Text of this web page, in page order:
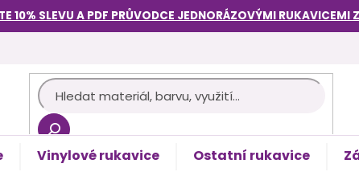
10% SLEVU A PDF PRŮVODCE JEDNORÁZOVÝMI RUKAVICEMI
Vinylové rukavice Ostatní rukavice